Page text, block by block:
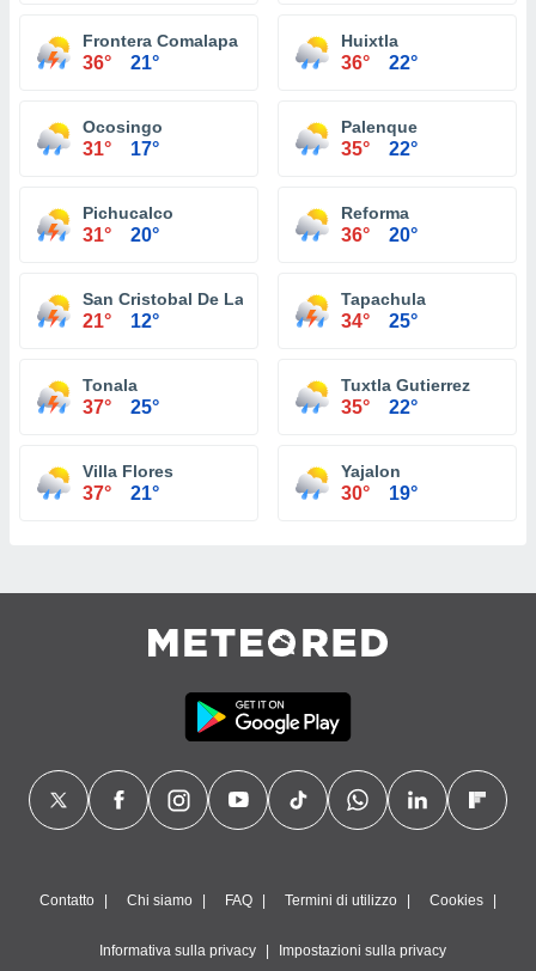
Frontera Comalapa
36° 21°
Huixtla
36° 22°
Ocosingo
31° 17°
Palenque
35° 22°
Pichucalco
31° 20°
Reforma
36° 20°
San Cristobal De Las Casas
21° 12°
Tapachula
34° 25°
Tonala
37° 25°
Tuxtla Gutierrez
35° 22°
Villa Flores
37° 21°
Yajalon
30° 19°
Contatto Chi siamo FAQ Termini di utilizzo Cookies
Informativa sulla privacy Impostazioni sulla privacy